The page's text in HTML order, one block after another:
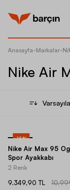
Anasayfa-Markalar-
Nike Air
-15%
Nike Air Max 95
Spor Ayakkabı
2 Renk
9.349,90 TL